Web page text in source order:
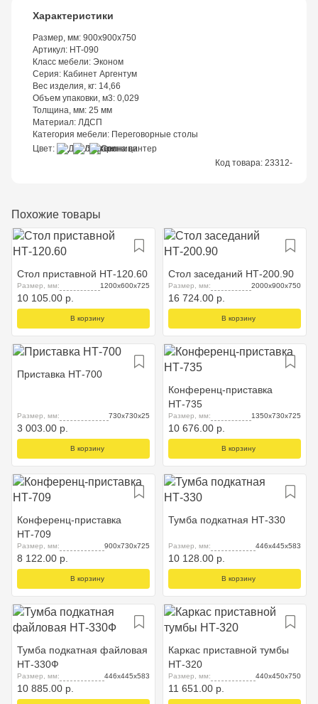
Характеристики
Размер, мм: 900х900х750
Артикул: НТ-090
Класс мебели: Эконом
Серия: Кабинет Аргентум
Вес изделия, кг: 14,66
Объем упаковки, м3: 0,029
Толщина, мм: 25 мм
Материал: ЛДСП
Категория мебели: Переговорные столы
Цвет
Код товара: 23312-
Похожие товары
Стол приставной НТ-120.60
Размер, мм: 1200х600х725
10 105.00 р.
В корзину
Стол заседаний НТ-200.90
Размер, мм: 2000х900х750
16 724.00 р.
В корзину
Приставка НТ-700
Размер, мм: 730х730х25
3 003.00 р.
В корзину
Конференц-приставка
НТ-735
Размер, мм: 1350х730х725
10 676.00 р.
В корзину
Конференц-приставка
НТ-709
Размер, мм: 900х730х725
8 122.00 р.
В корзину
Тумба подкатная НТ-330
Размер, мм: 446х445х583
10 128.00 р.
В корзину
Тумба подкатная файловая
НТ-330Ф
Размер, мм: 446х445х583
10 885.00 р.
Каркас приставной тумбы
НТ-320
Размер, мм: 440х450х750
11 651.00 р.